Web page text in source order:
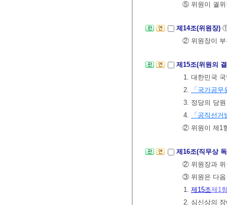
⑤ 위원이 궐위
제14조(위원장)
② 위원장이 부
제15조(위원의
1. 대한민국
2.
「국가공무
3. 정당의 당원
4.
「공직선거
② 위원이 제1
제16조(직무상
② 위원장과 위
③ 위원은 다음
1. 제15조제1
2. 심신상의